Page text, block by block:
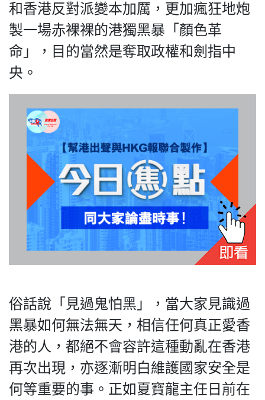
和香港反對派變本加厲，更加瘋狂地炮
製一場赤裸裸的港獨黑暴「顏色革
命」，目的當然是奪取政權和劍指中
央。
俗話說「見過鬼怕黑」，當大家見識過
黑暴如何無法無天，相信任何真正愛香
港的人，都絕不會容許這種動亂在香港
再次出現，亦逐漸明白維護國家安全是
何等重要的事。正如夏寶龍主任日前在